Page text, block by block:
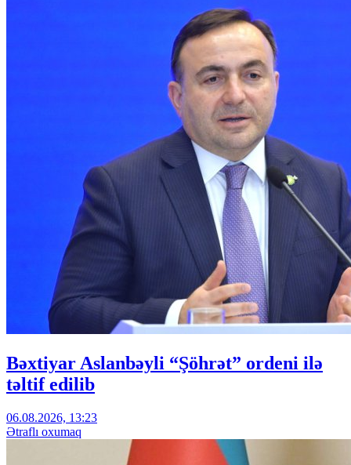
Bəxtiyar Aslanbəyli “Şöhrət” ordeni ilə
təltif edilib
06.08.2026, 13:23
Ətraflı oxumaq